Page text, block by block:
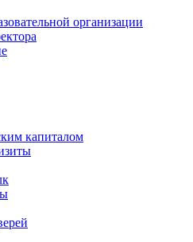
организации
капиталом